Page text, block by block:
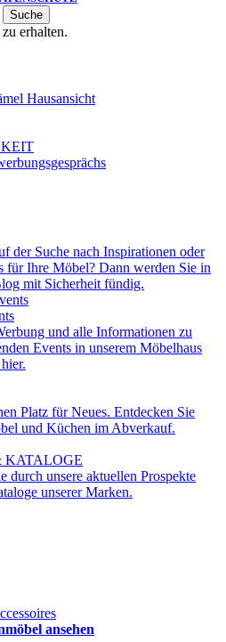
Suche
erhalten.
der Suche nach Inspirationen oder
für Ihre Möbel? Dann werden Sie in
mit Sicherheit fündig.
und alle Informationen zu
Events in unserem Möbelhaus
Platz für Neues. Entdecken Sie
und Küchen im Abverkauf.
KATALOGE
durch unsere aktuellen Prospekte
unserer Marken.
ansehen